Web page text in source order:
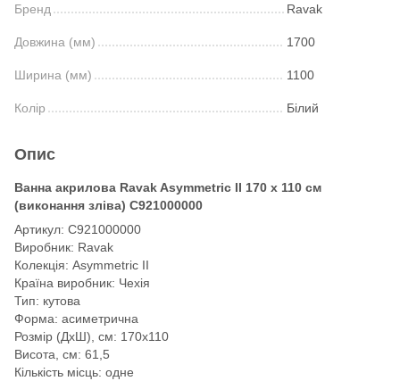
Бренд Ravak
Довжина (мм) 1700
Ширина (мм) 1100
Колір Білий
Опис
Ванна акрилова Ravak Asymmetric II 170 х 110 см
(виконання зліва) C921000000
Артикул: C921000000
Виробник: Ravak
Колекція: Asymmetric II
Країна виробник: Чехія
Тип: кутова
Форма: асиметрична
Розмір (ДхШ), см: 170х110
Висота, см: 61,5
Кількість місць: одне